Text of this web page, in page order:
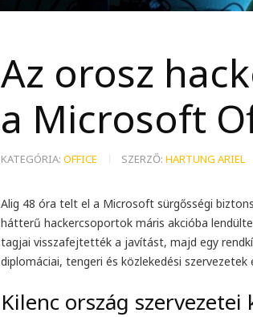
Az orosz
a Microsoft
KATEGÓRIA: OFFICE SZERZŐ: HARTUNG ARIEL
Alig 48 óra telt el a Microsoft sürgősségi
hátterű hackercsoportok máris akcióba
tagjai visszafejtették a javítást, majd egy
diplomáciai, tengeri és közlekedési szervezetek
Kilenc ország